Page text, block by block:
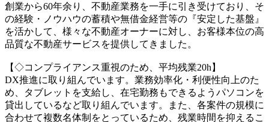
創業から60年余り、不動産業務を一手に引き受けており、そ
の経験・ノウハウの蓄積や無借金経営等の『安定した基盤』
を活かして、様々な不動産オーナーに対し、お客様本位の高
品質な不動産サービスを提供してきました。
【◇コンプライアンス重視のため、平均残業20h】
DX推進に取り組んでいます。業務効率化・利便性向上のた
め、タブレットを支給し、在宅勤務もできるようパソコンを
貸出しているなど取り組んでいます。また、各案件の規模に
合わせて複数名体制をとっているため、残業時間を抑えるこ